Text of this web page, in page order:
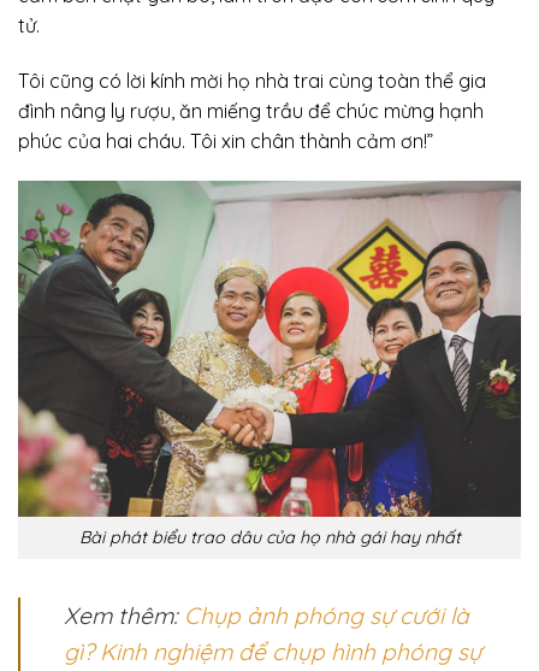
tử.
Tôi cũng có lời kính mời họ nhà trai cùng toàn thể gia
đình nâng ly rượu, ăn miếng trầu để chúc mừng hạnh
phúc của hai cháu. Tôi xin chân thành cảm ơn!”
Bài phát biểu trao dâu của họ nhà gái hay nhất
Xem thêm: Chụp ảnh phóng sự cưới là
gì? Kinh nghiệm để chụp hình phóng sự